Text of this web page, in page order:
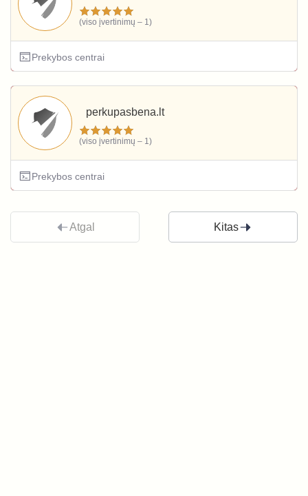
(viso įvertinimų – 1)
Prekybos centrai
perkupasbena.lt
(viso įvertinimų – 1)
Prekybos centrai
Atgal Kitas